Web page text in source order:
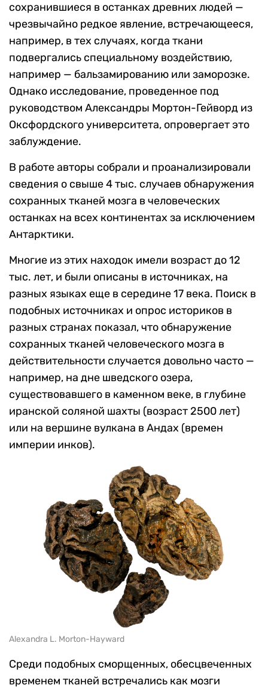
сохранившиеся в останках древних людей —
чрезвычайно редкое явление, встречающееся,
например, в тех случаях, когда ткани
подвергались специальному воздействию,
например — бальзамированию или заморозке.
Однако исследование, проведенное под
руководством Александры Мортон-Гейворд из
Оксфордского университета, опровергает это
заблуждение.
В работе авторы собрали и проанализировали
сведения о свыше 4 тыс. случаев обнаружения
сохранных тканей мозга в человеческих
останках на всех континентах за исключением
Антарктики.
Многие из этих находок имели возраст до 12
тыс. лет, и были описаны в источниках, на
разных языках еще в середине 17 века. Поиск в
подобных источниках и опрос историков в
разных странах показал, что обнаружение
сохранных тканей человеческого мозга в
действительности случается довольно часто —
например, на дне шведского озера,
существовавшего в каменном веке, в глубине
иранской соляной шахты (возраст 2500 лет)
или на вершине вулкана в Андах (времен
империи инков).
Alexandra L. Morton-Hayward
Среди подобных сморщенных, обесцвеченных
временем тканей встречались как мозги